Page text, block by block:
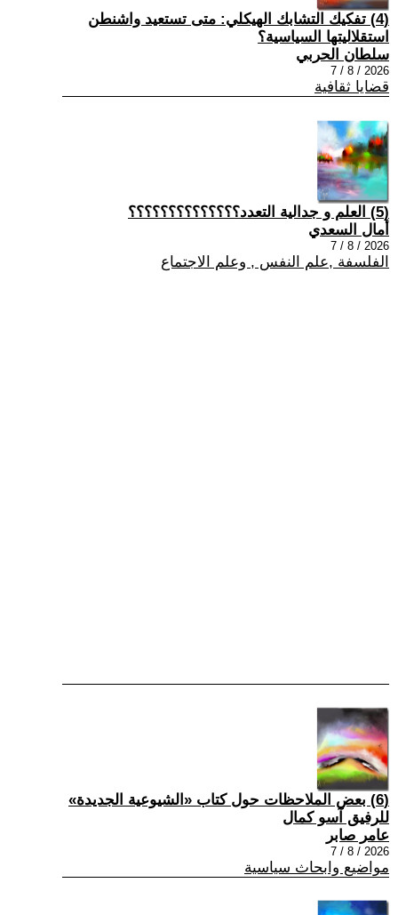
(4) تفكيك التشابك الهيكلي: متى تستعيد واشنطن
استقلاليتها السياسية؟
سلطان الحربي
2026 / 8 / 7
قضايا ثقافية
(5) العلم و جدالية التعدد؟؟؟؟؟؟؟؟؟؟؟؟؟؟
أمال السعدي
2026 / 8 / 7
الفلسفة ,علم النفس , وعلم الاجتماع
(6) بعض الملاحظات حول كتاب «الشيوعية الجديدة»
للرفيق آسو كمال
عامر صابر
2026 / 8 / 7
مواضيع وابحاث سياسية